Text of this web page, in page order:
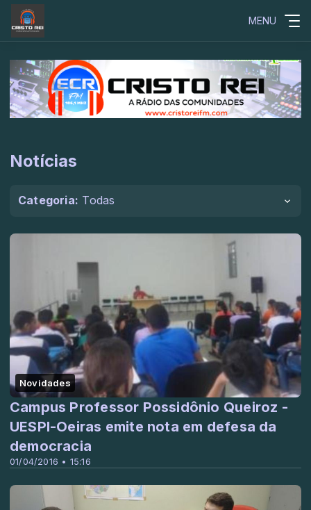
MENU
Notícias
Categoria: Todas
Novidades
01/04/2016 • 15:16
Campus Professor Possidônio Queiroz -
UESPI-Oeiras emite nota em defesa da
democracia